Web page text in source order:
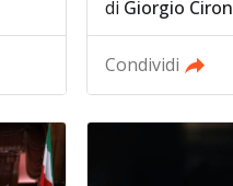
di Giorgio Ciron
Condividi